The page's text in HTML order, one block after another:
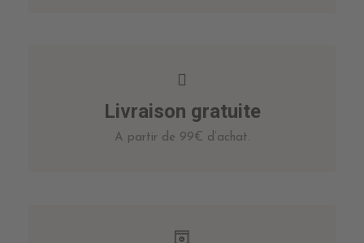
Livraison gratuite
A partir de 99€ d’achat.